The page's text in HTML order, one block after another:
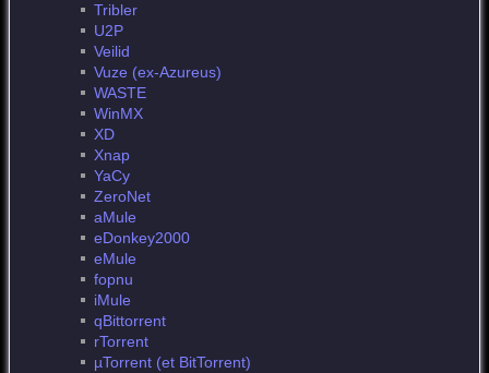
Tribler
U2P
Veilid
Vuze (ex-Azureus)
WASTE
WinMX
XD
Xnap
YaCy
ZeroNet
aMule
eDonkey2000
eMule
fopnu
iMule
qBittorrent
rTorrent
µTorrent (et BitTorrent)